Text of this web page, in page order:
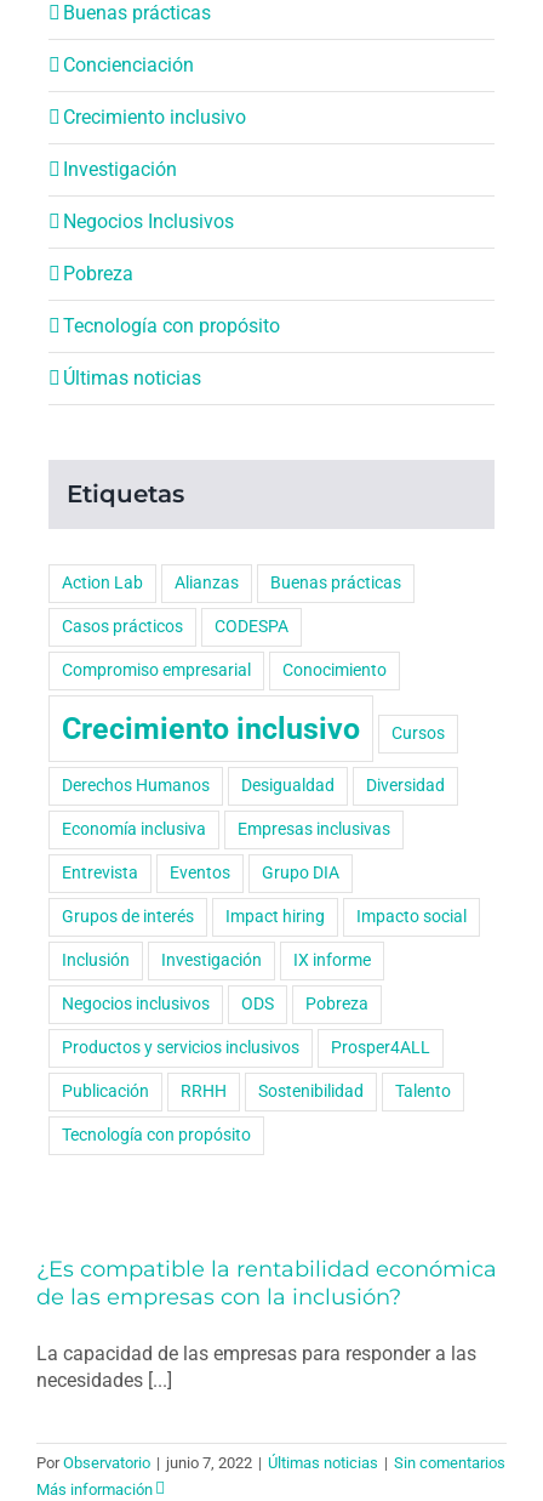
¿Es compatible la rentabilidad económica
de las empresas con la inclusión?
La capacidad de las empresas para responder a las
necesidades [...]
PorObservatorio | junio 7, 2022 | Últimas noticias | Sin comentarios
Más información
Buenas prácticas
Concienciación
Crecimiento inclusivo
Investigación
Negocios Inclusivos
Pobreza
Tecnología con propósito
Últimas noticias
Etiquetas
Action Lab Alianzas Buenas prácticas
Casos prácticos CODESPA
Compromiso empresarial Conocimiento
Crecimiento inclusivo Cursos
Derechos Humanos Desigualdad Diversidad
Economía inclusiva Empresas inclusivas
Entrevista Eventos Grupo DIA
Grupos de interés Impact hiring Impacto social
Inclusión Investigación IX informe
Negocios inclusivos ODS Pobreza
Productos y servicios inclusivos Prosper4ALL
Publicación RRHH Sostenibilidad Talento
Tecnología con propósito